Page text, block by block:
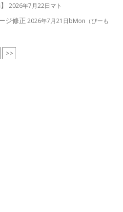
2026年7月22日マト
ジ修正 2026年7月21日bMon（びーも
>>